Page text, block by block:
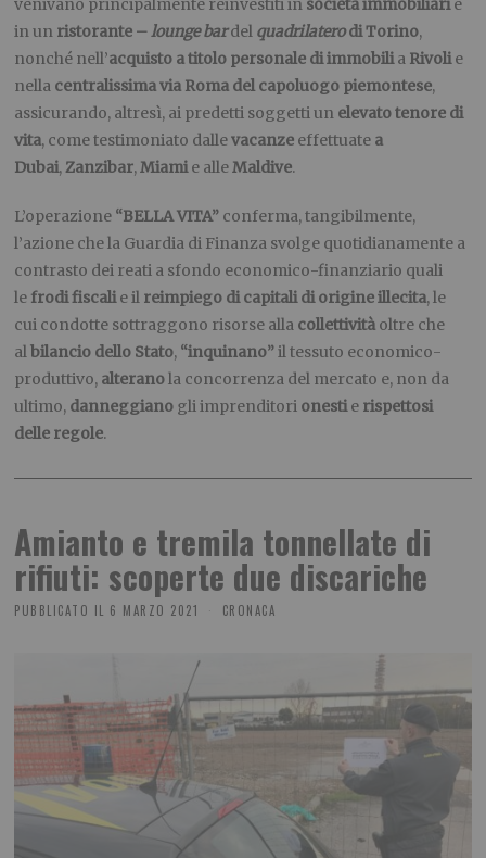
venivano principalmente reinvestiti in società immobiliarie
in un ristorante –lounge bardel quadrilaterodi Torino,
nonché nell’acquisto a titolo personale di immobilia Rivolie
nella centralissima via Roma del capoluogo piemontese,
assicurando, altresì, ai predetti soggetti un elevato tenore di
vita, come testimoniato dallevacanze effettuate a
Dubai,Zanzibar,Miamie alleMaldive.
L’operazione “BELLA VITA” conferma, tangibilmente,
l’azione che la Guardia di Finanza svolge quotidianamente a
contrasto dei reati a sfondo economico-finanziario quali
le frodi fiscalie il reimpiego di capitali di origine illecita, le
cui condotte sottraggono risorse alla collettività oltre che
albilancio dello Stato, “inquinano”il tessuto economico-
produttivo, alteranola concorrenza del mercato e, non da
ultimo, danneggiano gli imprenditori onestie rispettosi
delle regole.
Amianto e tremila tonnellate di
rifiuti: scoperte due discariche
PUBBLICATO IL 6 MARZO 2021 CRONACA